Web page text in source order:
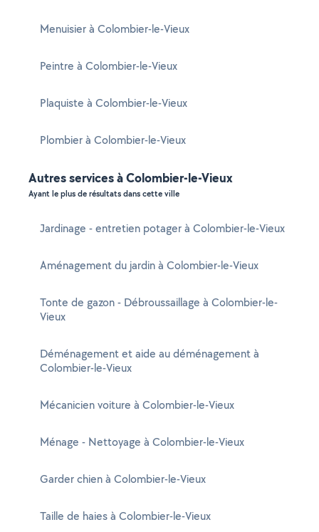
Menuisier à Colombier-le-Vieux
Peintre à Colombier-le-Vieux
Plaquiste à Colombier-le-Vieux
Plombier à Colombier-le-Vieux
Autres services à Colombier-le-Vieux
Ayant le plus de résultats dans cette ville
Jardinage - entretien potager à Colombier-le-Vieux
Aménagement du jardin à Colombier-le-Vieux
Tonte de gazon - Débroussaillage à Colombier-le-
Vieux
Déménagement et aide au déménagement à
Colombier-le-Vieux
Mécanicien voiture à Colombier-le-Vieux
Ménage - Nettoyage à Colombier-le-Vieux
Garder chien à Colombier-le-Vieux
Taille de haies à Colombier-le-Vieux